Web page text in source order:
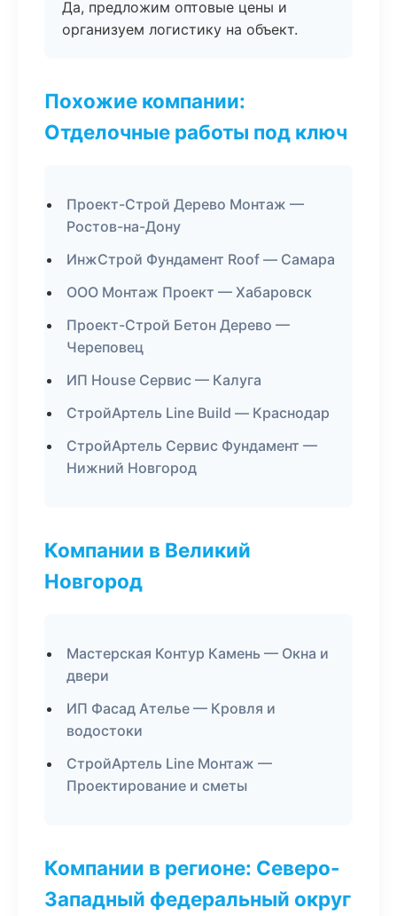
Да, предложим оптовые цены и
организуем логистику на объект.
Похожие компании:
Отделочные работы под ключ
Проект-Строй Дерево Монтаж —
Ростов-на-Дону
ИнжСтрой Фундамент Roof — Самара
ООО Монтаж Проект — Хабаровск
Проект-Строй Бетон Дерево —
Череповец
ИП House Сервис — Калуга
СтройАртель Line Build — Краснодар
СтройАртель Сервис Фундамент —
Нижний Новгород
Компании в Великий
Новгород
Мастерская Контур Камень — Окна и
двери
ИП Фасад Ателье — Кровля и
водостоки
СтройАртель Line Монтаж —
Проектирование и сметы
Компании в регионе: Северо-
Западный федеральный округ